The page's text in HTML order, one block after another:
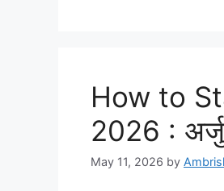
How to
2026 :
May 11, 2026 by